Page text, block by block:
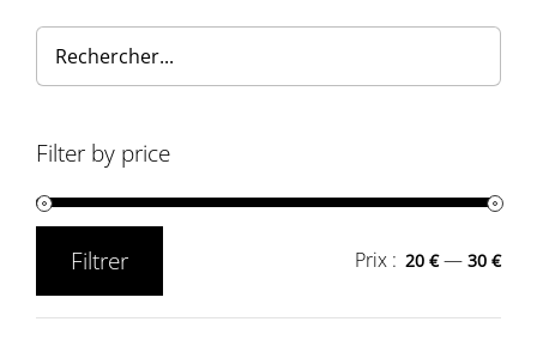
Filter by price
Filtrer Prix : 20 €—30 €